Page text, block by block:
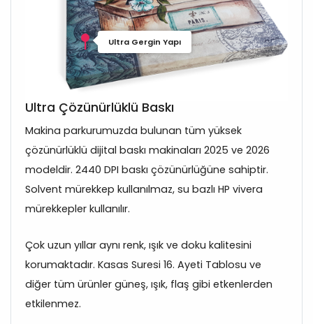
Ultra Gergin Yapı
Ultra Çözünürlüklü Baskı
Makina parkurumuzda bulunan tüm yüksek
çözünürlüklü dijital baskı makinaları 2025 ve 2026
modeldir. 2440 DPI baskı çözünürlüğüne sahiptir.
Solvent mürekkep kullanılmaz, su bazlı HP vivera
mürekkepler kullanılır.
Çok uzun yıllar aynı renk, ışık ve doku kalitesini
korumaktadır. Kasas Suresi 16. Ayeti Tablosu ve
diğer tüm ürünler güneş, ışık, flaş gibi etkenlerden
etkilenmez.